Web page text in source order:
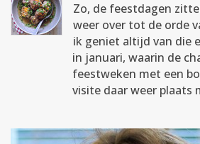
Zo, de feestdagen
weer over tot de orde
ik geniet altijd van die
in januari, waarin de
feestweken met een
visite daar weer plaats